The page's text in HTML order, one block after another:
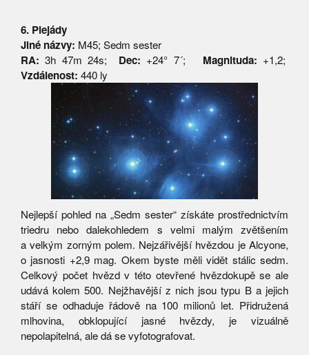
6. Plejády
Jiné názvy: M45; Sedm sester
RA: 3h 47m 24s; Dec: +24° 7´; Magnituda: +1,2;
Vzdálenost: 440 ly
Nejlepší pohled na „Sedm sester“ získáte prostřednictvím
triedru nebo dalekohledem s velmi malým zvětšením
a velkým zorným polem. Nejzářivější hvězdou je Alcyone,
o jasnosti +2,9 mag. Okem byste měli vidět stálic sedm.
Celkový počet hvězd v této otevřené hvězdokupě se ale
udává kolem 500. Nejžhavější z nich jsou typu B a jejich
stáří se odhaduje řádově na 100 milionů let. Přidružená
mlhovina, obklopující jasné hvězdy, je vizuálně
nepolapitelná, ale dá se vyfotografovat.